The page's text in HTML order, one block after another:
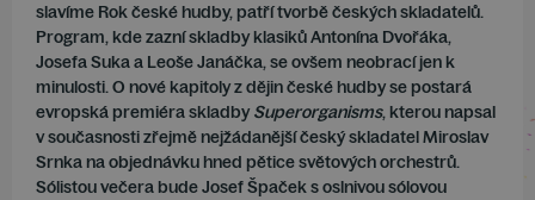
slavíme Rok české hudby, patří tvorbě českých skladatelů.
Program, kde zazní skladby klasiků Antonína Dvořáka,
Josefa Suka a Leoše Janáčka, se ovšem neobrací jen k
minulosti. O nové kapitoly z dějin české hudby se postará
evropská premiéra skladbySuperorganisms, kterou napsal
v současnosti zřejmě nejžádanější český skladatel Miroslav
Srnka na objednávku hned pětice světových orchestrů.
Sólistou večera bude Josef Špaček s oslnivou sólovou